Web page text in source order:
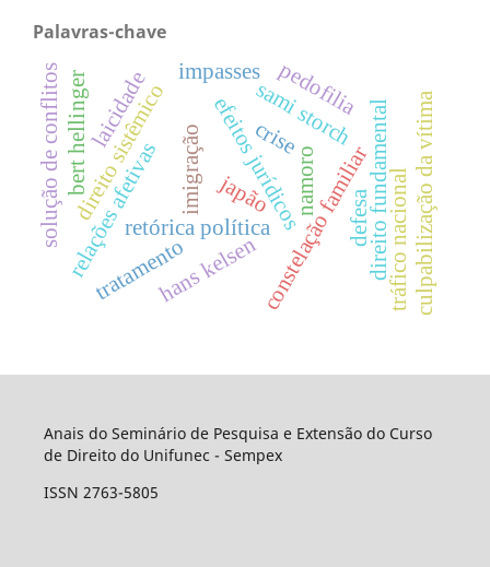
Palavras-chave
retórica políticaconstelação familiar
imigração direito fundamental
efeitos jurídicosnamoro
relações afetivas
sami storch
solução de conflitosdireito sistêmico
bert hellinger
tráfico nacional
defesa
impasses
japão
hans kelsen
tratamento culpabilização da vítima
pedofilia
laicidade crise
Anais do Seminário de Pesquisa e Extensão do Curso
de Direito do Unifunec - Sempex
ISSN 2763-5805